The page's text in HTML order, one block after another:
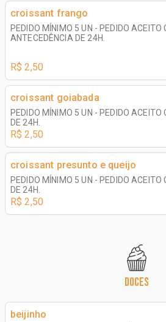
croissant frango
PEDIDO MÍNIMO 5 UN - PEDIDO ACEITO
ANTECEDÊNCIA DE 24H.
R$ 2,50
croissant goiabada
PEDIDO MÍNIMO 5 UN - PEDIDO ACEITO
DE 24H.
R$ 2,50
croissant presunto e queijo
PEDIDO MÍNIMO 5 UN - PEDIDO ACEITO
DE 24H.
R$ 2,50
DOCES
beijinho